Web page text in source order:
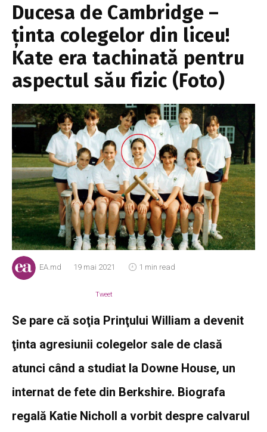
Ducesa de Cambridge –
ținta colegelor din liceu!
Kate era tachinată pentru
aspectul său fizic (Foto)
EA.md 19 mai 2021 1 min read
Tweet
Se pare că soţia Prinţului William a devenit
ţinta agresiunii colegelor sale de clasă
atunci când a studiat la Downe House, un
internat de fete din Berkshire. Biografa
regală Katie Nicholl a vorbit despre calvarul